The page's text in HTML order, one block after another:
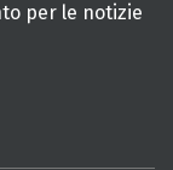
per le notizie